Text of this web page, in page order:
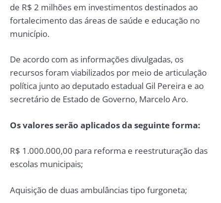
de R$ 2 milhões em investimentos destinados ao
fortalecimento das áreas de saúde e educação no
município.
De acordo com as informações divulgadas, os
recursos foram viabilizados por meio de articulação
política junto ao deputado estadual Gil Pereira e ao
secretário de Estado de Governo, Marcelo Aro.
Os valores serão aplicados da seguinte forma:
R$ 1.000.000,00 para reforma e reestruturação das
escolas municipais;
Aquisição de duas ambulâncias tipo furgoneta;